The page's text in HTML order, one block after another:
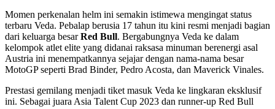
Momen perkenalan helm ini semakin istimewa mengingat status
terbaru Veda. Pebalap berusia 17 tahun itu kini resmi menjadi bagian
dari keluarga besarRed Bull. Bergabungnya Veda ke dalam
kelompok atlet elite yang didanai raksasa minuman berenergi asal
Austria ini menempatkannya sejajar dengan nama-nama besar
MotoGP seperti Brad Binder, Pedro Acosta, dan Maverick Vinales.
Prestasi gemilang menjadi tiket masuk Veda ke lingkaran eksklusif
ini. Sebagai juara Asia Talent Cup 2023 dan runner-up Red Bull